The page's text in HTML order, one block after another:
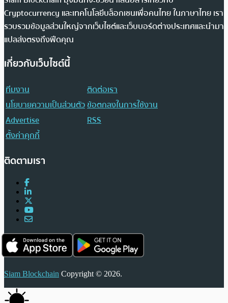
Cryptocurrency และเทคโนโลยีบล็อกเชนเพื่อคนไทย ในภาษาไทย เรา
รวบรวมข้อมูลส่วนใหญ่จากเว็บไซต์และเว็บบอร์ดต่างประเทศและนำมา
แปลส่งตรงถึงฟีดคุณ
เกี่ยวกับเว็บไซต์นี้
ทีมงาน
ติดต่อเรา
นโยบายความเป็นส่วนตัวข้อตกลงในการใช้งาน
Advertise
RSS
ตั้งค่าคุกกี้
ติดตามเรา
Siam Blockchain Copyright © 2026.